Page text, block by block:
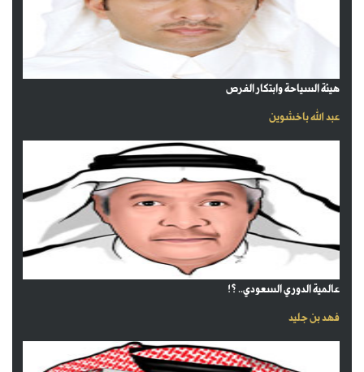
هيئة السياحة وابتكار الفرص
عبد الله باخشوين
عالمية الدوري السعودي.. ؟!
فهد بن جليد